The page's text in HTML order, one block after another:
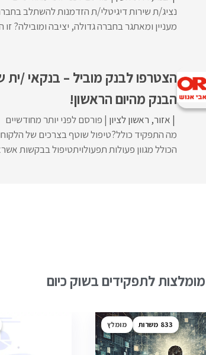
נציג/ת שירות דיגיטלי/ת הזדמנות להשתלב
מעניין ומאתגר בחברה גדולה, יציבה ומובילה?
הצטרפו לבנק מוביל – בנקאי /ית
הבנק מהיום הראשון!
אזור ראשון לציון פורסם לפני יותר מחודשיים
מה התפקיד כולל?טיפול שוטף בצרכים של
הכולל מגוון פעולות תפעולויתטיפול בבקשות
לתפקידים בשוק כיום
833 מומלץ